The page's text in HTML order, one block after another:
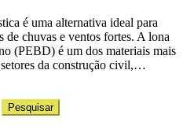
é uma alternativa ideal para
de chuvas e ventos fortes. A lona
(PEBD) é um dos materiais mais
da construção civil,…
Pesquisar